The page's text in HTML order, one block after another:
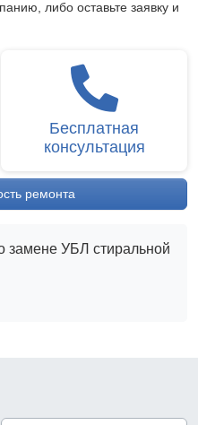
либо оставьте заявку и
Бесплатная
консультация
ремонта
замене УБЛ стиральной